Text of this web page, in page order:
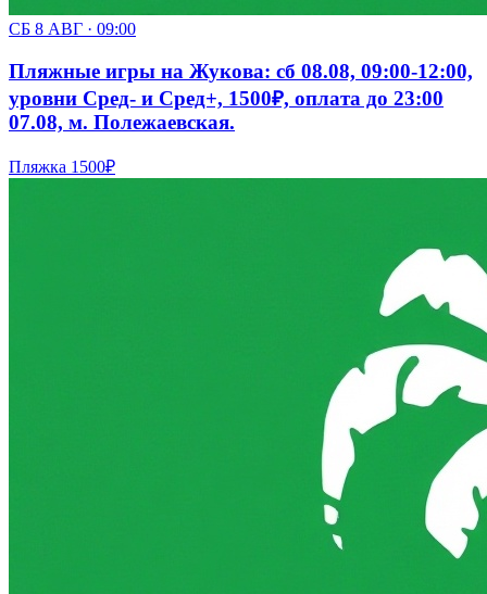
СБ 8 АВГ · 09:00
Пляжные игры на Жукова: сб 08.08, 09:00-12:00,
уровни Сред- и Сред+, 1500₽, оплата до 23:00
07.08, м. Полежаевская.
Пляжка 1500₽